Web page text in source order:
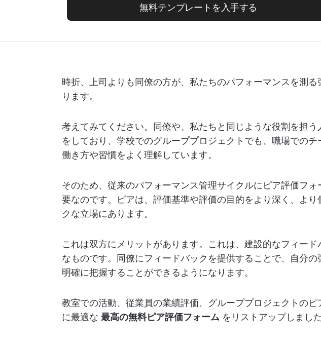
無料テンプレートを入手する
時折、上司よりも同僚の方が、私たちのパフォーマンスを測
ります。
考えてみてください。同僚や、私たちと同じような役割を担
をしており、学校でのグループプロジェクトでも、職場での
働き方や習慣をよく理解しています。
そのため、従来のパフォーマンス管理サイクルにピア評価フ
要なのです。ピアは、評価基準や評価の目的をより深く、よ
クな立場にあります。
これは双方にメリットがあります。これは、建設的なフィード
なものです。同僚にフィードバックを提供することで、自分の
明確に把握することができるようになります。
教室での活動、従業員の業績評価、グループプロジェクトの
に最適な 最高の無料ピア評価フォーム をリストアップしました